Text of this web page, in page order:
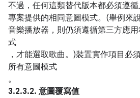
不過，任何這類替代版本都必須遵
專案提供的相同意圖模式。(舉例來
音樂播放器，則仍須遵循第三方應
式
，才能選取歌曲。)裝置實作項目必
所有意圖模式
。
3.2.3.2. 意圖覆寫值